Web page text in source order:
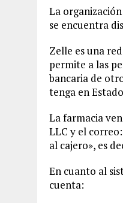
La
se encuentra
Zelle es una
permite a las
bancaria de
tenga en
La farmacia
LLC y el correo:
al cajero», es
En cuanto al
cuenta: